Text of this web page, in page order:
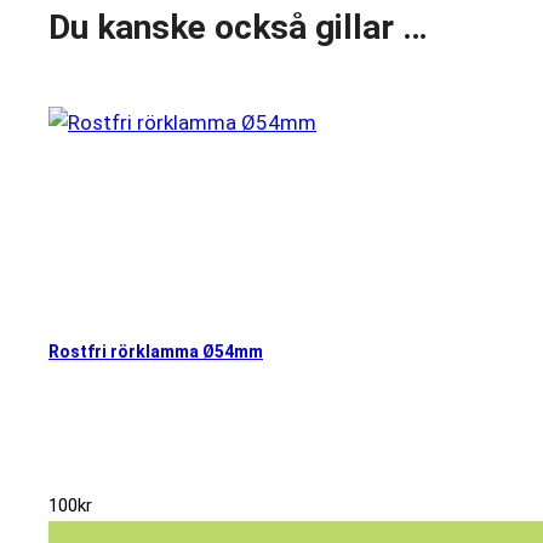
Du kanske också gillar …
Rostfri rörklamma Ø54mm
100kr